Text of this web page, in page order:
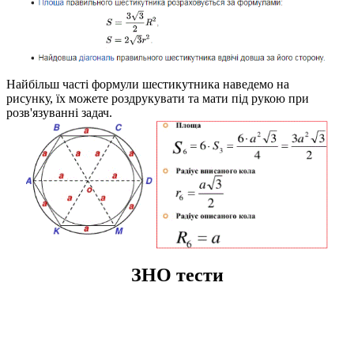
Найбільш часті формули шестикутника наведемо на
рисунку, їх можете роздрукувати та мати під рукою при
розв'язуванні задач.
ЗНО тести